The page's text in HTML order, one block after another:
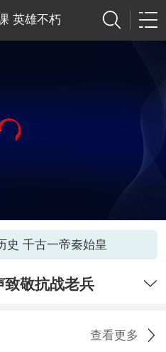
英雄不朽
史 千古一帝秦始皇
敬抗战老兵
查看更多